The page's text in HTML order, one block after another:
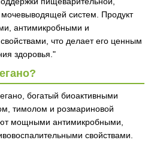
систем. Продукт
антимикробными и
что делает его ценным
здоровья."
богатый биоактивными
тимолом и розмариновой
мощными антимикробными,
свойствами.